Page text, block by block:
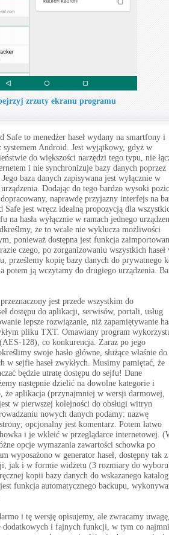
zrzuty ekranu programu
Safe to menedżer haseł wydany na smartfony i
systemem Android. Jest wyjątkowy, gdyż w
do większości narzędzi tego typu, nie
i nie synchronizuje bazy danych poprzez
baza danych zapisywana jest wyłącznie w
Dodając do tego bardzo wysoki
naprawdę przyjazny interfejs na
Safe jest wręcz idealną propozycją dla
na hasła wyłącznie w ramach jednego
że to wcale nie wyklucza możliwości
ponieważ dostępna jest funkcja
czego, po zorganizowaniu wszystkich haseł
prześlemy kopię bazy danych do prywatnego
potem ją wczytamy do drugiego urządzenia.
jest przede wszystkim do
dostępu do aplikacji, serwisów, portali, usług
lepsze rozwiązanie, niż zapamiętywanie
pliku TXT. Omawiany program
128), co konkurencja. Zaraz po jego
swoje hasło główne, służące właśnie do
w sejfie haseł zwykłych. Musimy pamiętać, że
będzie utratę dostępu do sejfu! Dane
następnie dzielić na dowolne kategorie i
że aplikacja (przynajmniej w wersji darmowej,
w pierwszej kolejności do obsługi witryn
nowych danych podamy: nazwę
opcjonalny jest komentarz. Potem łatwo
i je wkleić w przeglądarce internetowej.
opcje wymazania zawartości schowka po
wyposażono w generator haseł, dostępny tak z
jak i w formie widżetu (3 rozmiary do
kopii bazy danych do wskazanego
funkcja automatycznego backupu,
i tę wersję opisujemy, ale zwracamy
dodatkowych i fajnych funkcji, w tym co